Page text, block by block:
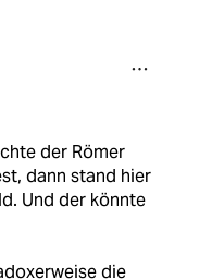
der Römer
dann stand hier
Und der könnte
die